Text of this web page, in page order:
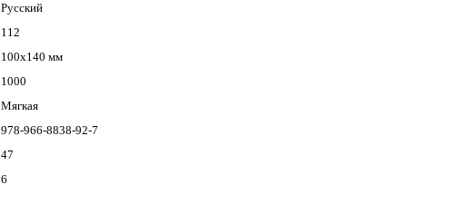
Русский
112
100х140 мм
1000
Мягкая
978-966-8838-92-7
47
6